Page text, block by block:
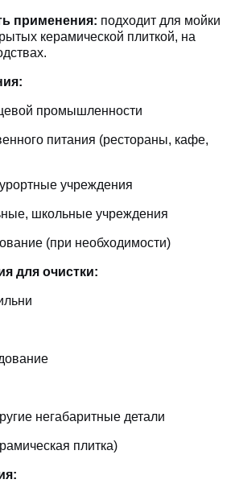
применения: подходит для мойки
керамической плиткой, на
промышленности
питания (рестораны, кафе,
учреждения
школьные учреждения
(при необходимости)
для очистки:
негабаритные детали
плитка)